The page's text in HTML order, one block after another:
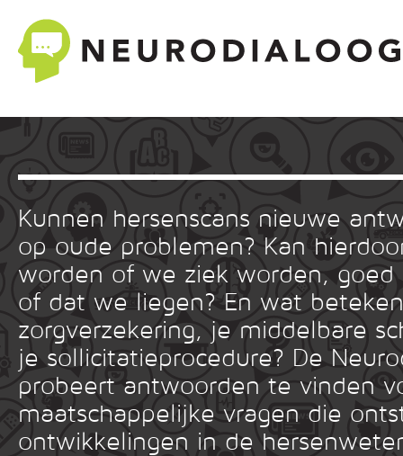
Kunnen hersenscans nieuwe
op oude problemen? Kan
worden of we ziek worden, goed
of dat we liegen? En wat
zorgverzekering, je middelbare
je sollicitatieprocedure? De
probeert antwoorden te vinden
maatschappelijke vragen die
ontwikkelingen in de